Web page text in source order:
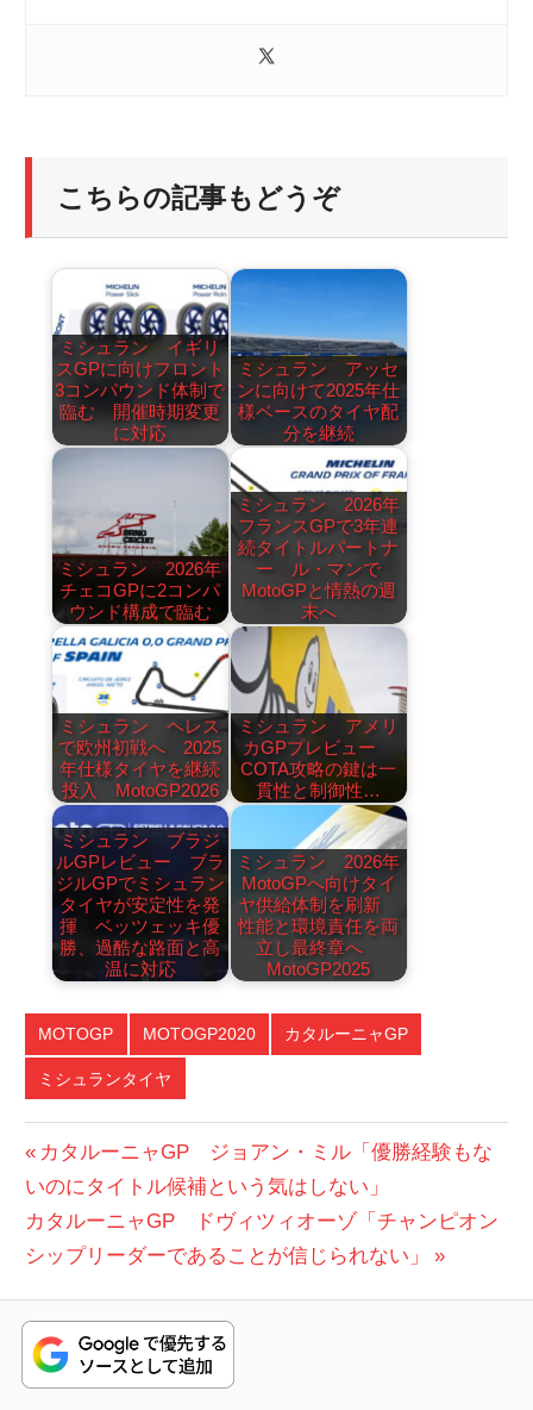
こちらの記事もどうぞ
ミシュラン イギリ
スGPに向けフロント
3コンパウンド体制で
臨む 開催時期変更
に対応
ミシュラン アッセ
ンに向けて2025年仕
様ベースのタイヤ配
分を継続
ミシュラン 2026年
チェコGPに2コンパ
ウンド構成で臨む
ミシュラン 2026年
フランスGPで3年連
続タイトルパートナ
ー ル・マンで
MotoGPと情熱の週
末へ
ミシュラン ヘレス
で欧州初戦へ 2025
年仕様タイヤを継続
投入 MotoGP2026
ミシュラン アメリ
カGPプレビュー
COTA攻略の鍵は一
貫性と制御性…
ミシュラン ブラジ
ルGPレビュー ブラ
ジルGPでミシュラン
タイヤが安定性を発
揮 ベッツェッキ優
勝、過酷な路面と高
温に対応
ミシュラン 2026年
MotoGPへ向けタイ
ヤ供給体制を刷新
性能と環境責任を両
立し最終章へ
MotoGP2025
MOTOGP MOTOGP2020 カタルーニャGP
ミシュランタイヤ
投
稿
ナ
ビ
ゲ
ー
前
の
投
稿:
カタルーニャGP ジョアン・ミル「優勝経験もな
いのにタイトル候補という気はしない」
次
の
稿:
カタルーニャGP ドヴィツィオーゾ「チャンピオン
シップリーダーであることが信じられない」